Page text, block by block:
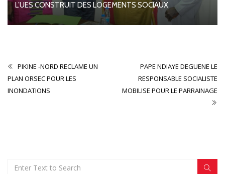
L’UES CONSTRUIT DES LOGEMENTS SOCIAUX
PIKINE -NORD RECLAME UN
PLAN ORSEC POUR LES
INONDATIONS
PAPE NDIAYE DEGUENE LE
RESPONSABLE SOCIALISTE
MOBILISE POUR LE PARRAINAGE